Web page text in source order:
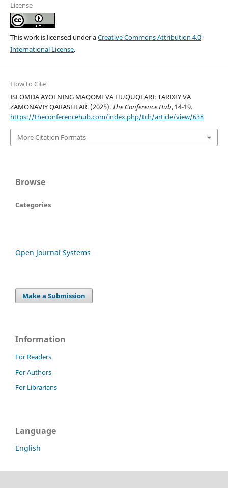
License
This work is licensed under aCreative Commons Attribution 4.0
International License.
How to Cite
ISLOMDA AYOLNING MAQOMI VA HUQUQLARI: TARIXIY VA
ZAMONAVIY QARASHLAR. (2025). The Conference Hub, 14-19.
https://theconferencehub.com/index.php/tch/article/view/638
More Citation Formats
Browse
Categories
Open Journal Systems
Make a Submission
Information
For Readers
For Authors
For Librarians
Language
English